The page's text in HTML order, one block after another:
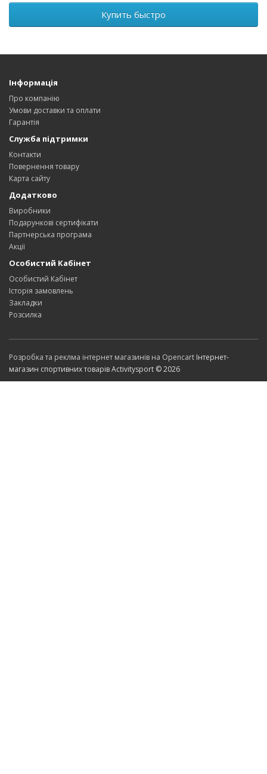
Купить быстро
Інформація
Про компанію
Умови доставки та оплати
Гарантія
Служба підтримки
Контакти
Повернення товару
Карта сайту
Додатково
Виробники
Подарункові сертифікати
Партнерська програма
Акції
Особистий Кабінет
Особистий Кабінет
Історія замовлень
Закладки
Розсилка
Розробка та реклма інтернет магазинів на Opencart Інтернет-
магазин спортивних товарів Activitysport © 2026